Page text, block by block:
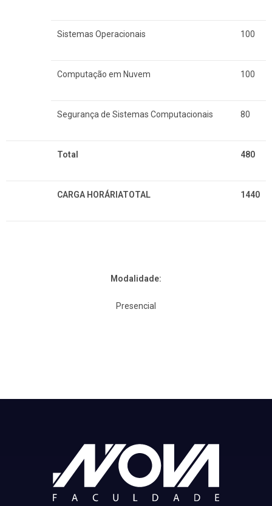
Sistemas Operacionais 100
Computação em Nuvem 100
Segurança de Sistemas Computacionais 80
Total 480
CARGA HORÁRIATOTAL 1440
Modalidade:
Presencial